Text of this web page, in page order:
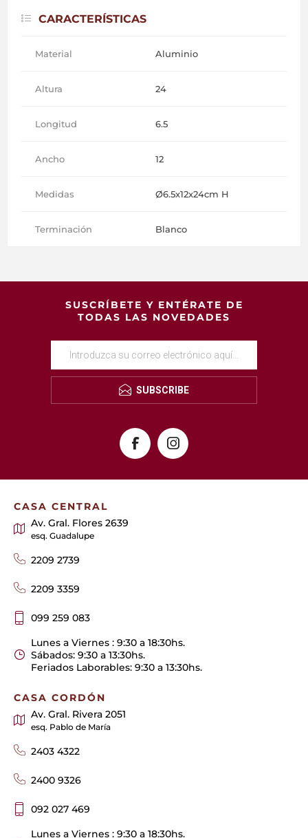
CARACTERÍSTICAS
Material Aluminio
Altura 24
Longitud 6.5
Ancho 12
Medidas Ø6.5x12x24cm H
Terminación Blanco
SUSCRÍBETE Y ENTÉRATE DE
TODAS LAS NOVEDADES
SUBSCRIBE
CASA CENTRAL
Av. Gral. Flores 2639
esq. Guadalupe
2209 2739
2209 3359
099 259 083
Lunes a Viernes : 9:30 a 18:30hs.
Sábados: 9:30 a 13:30hs.
Feriados Laborables: 9:30 a 13:30hs.
CASA CORDÓN
Av. Gral. Rivera 2051
esq. Pablo de María
2403 4322
2400 9326
092 027 469
Lunes a Viernes : 9:30 a 18:30hs.